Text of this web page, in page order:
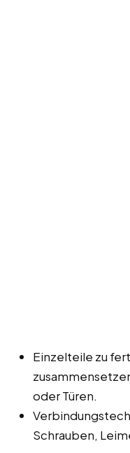
Einzelteile zu
oder Türen.
Schrauben,